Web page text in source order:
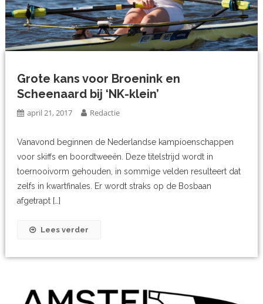
Grote kans voor Broenink en
Scheenaard bij ‘NK-klein’
april 21, 2017 Redactie
Vanavond beginnen de Nederlandse kampioenschappen
voor skiffs en boordtweeën. Deze titelstrijd wordt in
toernooivorm gehouden, in sommige velden resulteert dat
zelfs in kwartfinales. Er wordt straks op de Bosbaan
afgetrapt […]
Lees verder